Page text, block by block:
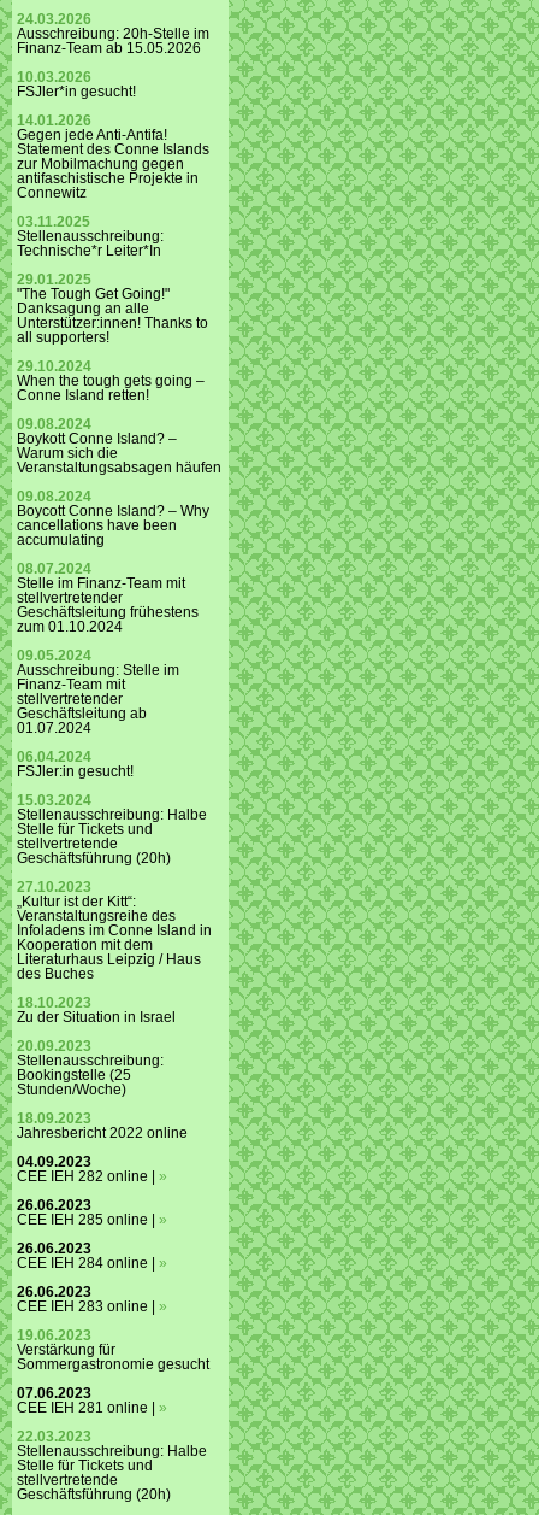
24.03.2026
Ausschreibung: 20h-Stelle im
Finanz-Team ab 15.05.2026
10.03.2026
FSJler*in gesucht!
14.01.2026
Gegen jede Anti-Antifa!
Statement des Conne Islands
zur Mobilmachung gegen
antifaschistische Projekte in
Connewitz
03.11.2025
Stellenausschreibung:
Technische*r Leiter*In
29.01.2025
"The Tough Get Going!"
Danksagung an alle
Unterstützer:innen! Thanks to
all supporters!
29.10.2024
When the tough gets going –
Conne Island retten!
09.08.2024
Boykott Conne Island? –
Warum sich die
Veranstaltungsabsagen häufen
09.08.2024
Boycott Conne Island? – Why
cancellations have been
accumulating
08.07.2024
Stelle im Finanz-Team mit
stellvertretender
Geschäftsleitung frühestens
zum 01.10.2024
09.05.2024
Ausschreibung: Stelle im
Finanz-Team mit
stellvertretender
Geschäftsleitung ab
01.07.2024
06.04.2024
FSJler:in gesucht!
15.03.2024
Stellenausschreibung: Halbe
Stelle für Tickets und
stellvertretende
Geschäftsführung (20h)
27.10.2023
„Kultur ist der Kitt“:
Veranstaltungsreihe des
Infoladens im Conne Island in
Kooperation mit dem
Literaturhaus Leipzig / Haus
des Buches
18.10.2023
Zu der Situation in Israel
20.09.2023
Stellenausschreibung:
Bookingstelle (25
Stunden/Woche)
18.09.2023
Jahresbericht 2022 online
04.09.2023
CEE IEH 282 online | »
26.06.2023
CEE IEH 285 online | »
26.06.2023
CEE IEH 284 online | »
26.06.2023
CEE IEH 283 online | »
19.06.2023
Verstärkung für
Sommergastronomie gesucht
07.06.2023
CEE IEH 281 online | »
22.03.2023
Stellenausschreibung: Halbe
Stelle für Tickets und
stellvertretende
Geschäftsführung (20h)